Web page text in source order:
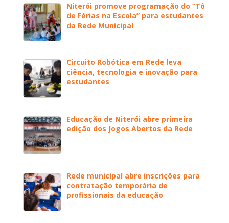
Niterói promove programação do “Tô
de Férias na Escola” para estudantes
da Rede Municipal
Circuito Robótica em Rede leva
ciência, tecnologia e inovação para
estudantes
Educação de Niterói abre primeira
edição dos Jogos Abertos da Rede
Rede municipal abre inscrições para
contratação temporária de
profissionais da educação